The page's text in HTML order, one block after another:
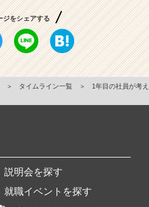
ジをシェアする
＞ タイムライン一覧 ＞
1年目の社員が考え
説明会を探す
就職イベントを探す